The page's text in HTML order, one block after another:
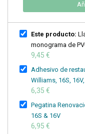
Este producto:
monograma de
9,45 €
Adhesivo de
Williams, 16S,
6,35 €
Pegatina
16S & 16V
6,95 €